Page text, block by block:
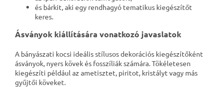
és bárkit, aki egy rendhagyó tematikus kiegészítőt
keres.
Ásványok kiállítására vonatkozó javaslatok
A bányászati ​​kocsi ideális stílusos dekorációs kiegészítőként
ásványok, nyers kövek és fosszíliák számára. Tökéletesen
kiegészíti például az ametisztet, piritot, kristályt vagy más
gyűjtői köveket.